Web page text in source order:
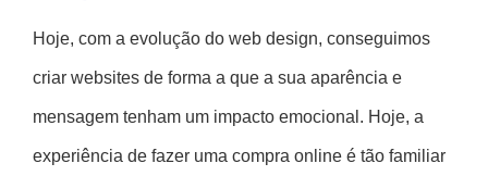
Hoje, com a evolução do web design, conseguimos
criar websites de forma a que a sua aparência e
mensagem tenham um impacto emocional. Hoje, a
experiência de fazer uma compra online é tão familiar